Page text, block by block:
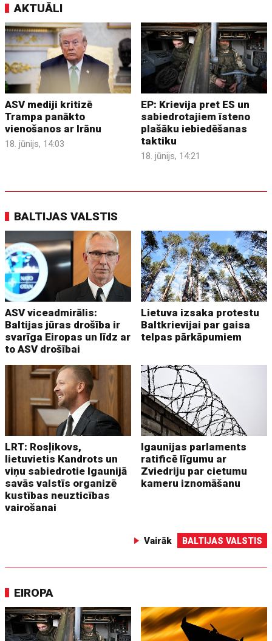
AKTUĀLI
ASV mediji kritizē
Trampa panākto
vienošanos ar Irānu
18. jūnijs, 14:03
EP: Krievija pret ES un
sabiedrotajiem īsteno
plašāku iebiedēšanas
taktiku
18. jūnijs, 14:21
BALTIJAS VALSTIS
ASV viceadmirālis:
Baltijas jūras drošība ir
svarīga Eiropas un līdz ar
to ASV drošībai
Lietuva izsaka protestu
Baltkrievijai par gaisa
telpas pārkāpumiem
LRT: Rosļikovs,
lietuvietis Kandrots un
viņu sabiedrotie Igaunijā
savās valstīs organizē
kustības neuzticības
vairošanai
Igaunijas parlaments
ratificē līgumu ar
Zviedriju par cietumu
kameru iznomāšanu
Vairāk BALTIJAS VALSTIS
EIROPA